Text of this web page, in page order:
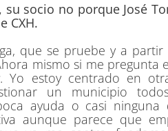
su socio no porque José
CXH.
que se pruebe y a
mismo si me pregunta
Yo estoy centrado en
un municipio
ayuda o casi ninguna
aunque parece que